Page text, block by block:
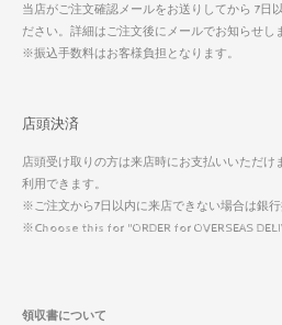
当店がご注文確認メールをお送りしてから 7日
ださい。詳細はご注文後にメールでお知らせし
※振込手数料はお客様負担となります。
店頭決済
店頭受け取りの方は来店時にお支払いいただ
利用できます。
※ご注文から7日以内に来店できない場合は銀行
※Choose this for "ORDER for OVERSEAS
領収書について